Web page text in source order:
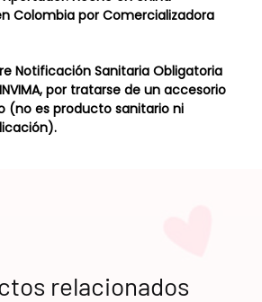
Colombia por Comercializadora
Notificación Sanitaria Obligatoria
por tratarse de un accesorio
(no es producto sanitario ni
relacionados